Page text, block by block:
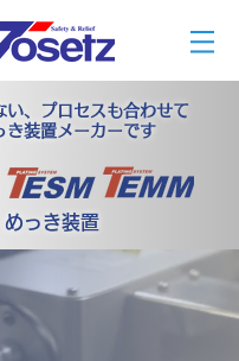
い、プロセスも合わせて
き装置メーカーです
めっき装置